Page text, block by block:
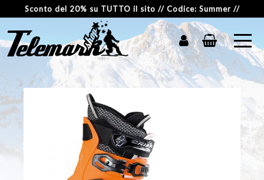
Sconto del 20% su TUTTO il sito // Codice: Summer //